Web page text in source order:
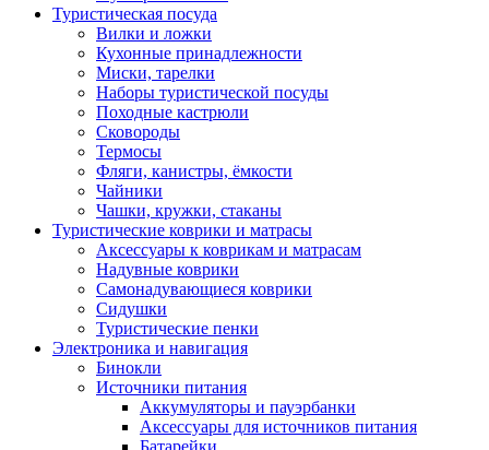
Туристическая посуда
Вилки и ложки
Кухонные принадлежности
Миски, тарелки
Наборы туристической посуды
Походные кастрюли
Сковороды
Термосы
Фляги, канистры, ёмкости
Чайники
Чашки, кружки, стаканы
Туристические коврики и матрасы
Аксессуары к коврикам и матрасам
Надувные коврики
Самонадувающиеся коврики
Сидушки
Туристические пенки
Электроника и навигация
Бинокли
Источники питания
Аккумуляторы и пауэрбанки
Аксессуары для источников питания
Батарейки